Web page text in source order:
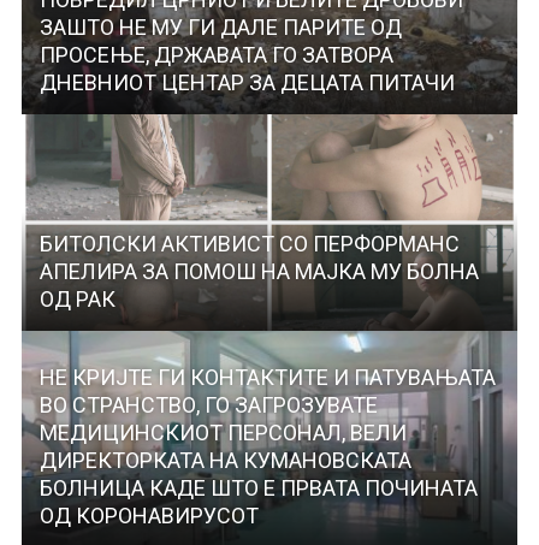
ЗАШТО НЕ МУ ГИ ДАЛЕ ПАРИТЕ ОД
ПРОСЕЊЕ, ДРЖАВАТА ГО ЗАТВОРА
ДНЕВНИОТ ЦЕНТАР ЗА ДЕЦАТА ПИТАЧИ
БИТОЛСКИ АКТИВИСТ СО ПЕРФОРМАНС
АПЕЛИРА ЗА ПОМОШ НА МАЈКА МУ БОЛНА
ОД РАК
НЕ КРИЈТЕ ГИ КОНТАКТИТЕ И ПАТУВАЊАТА
ВО СТРАНСТВО, ГО ЗАГРОЗУВАТЕ
МЕДИЦИНСКИОТ ПЕРСОНАЛ, ВЕЛИ
ДИРЕКТОРКАТА НА КУМАНОВСКАТА
БОЛНИЦА КАДЕ ШТО Е ПРВАТА ПОЧИНАТА
ОД КОРОНАВИРУСОТ